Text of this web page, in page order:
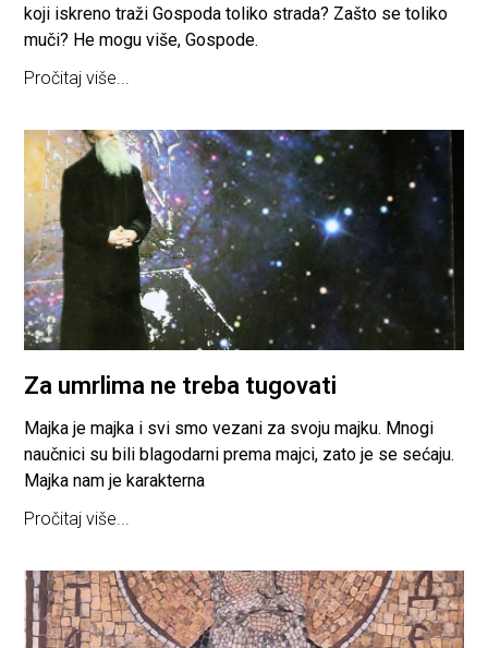
koji iskreno traži Gospoda toliko strada? Zašto se toliko
muči? He mogu više, Gospode.
Pročitaj više...
Za umrlima ne treba tugovati
Majka je majka i svi smo vezani za svoju majku. Mnogi
naučnici su bili blagodarni prema majci, zato je se sećaju.
Majka nam je karakterna
Pročitaj više...